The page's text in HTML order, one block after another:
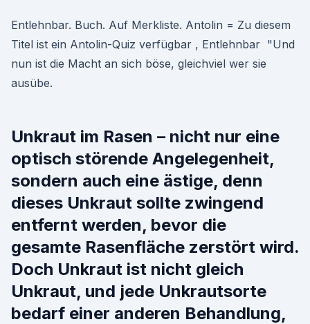
Entlehnbar. Buch. Auf Merkliste. Antolin = Zu diesem
Titel ist ein Antolin-Quiz verfügbar , Entlehnbar "Und
nun ist die Macht an sich böse, gleichviel wer sie
ausübe.
Unkraut im Rasen – nicht nur eine
optisch störende Angelegenheit,
sondern auch eine ästige, denn
dieses Unkraut sollte zwingend
entfernt werden, bevor die
gesamte Rasenfläche zerstört wird.
Doch Unkraut ist nicht gleich
Unkraut, und jede Unkrautsorte
bedarf einer anderen Behandlung,